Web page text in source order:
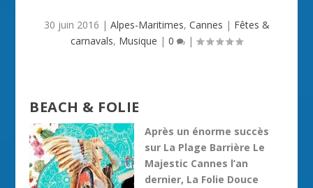
30 juin 2016 | Alpes-Maritimes, Cannes | Fêtes &
carnavals, Musique | 0 |
BEACH & FOLIE
Après un énorme succès
sur La Plage Barrière Le
Majestic Cannes l’an
dernier, La Folie Douce